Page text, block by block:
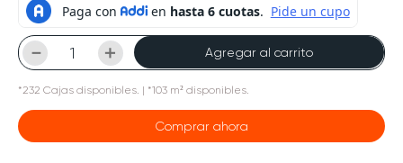
＋
－ Agregar al carrito
*232 Cajas disponibles. | *103 m² disponibles.
Comprar ahora